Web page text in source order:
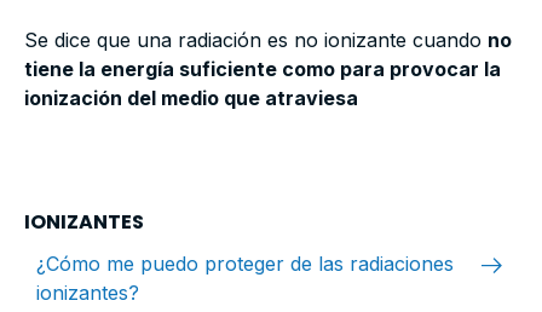
IONIZANTES
¿Cómo me puedo proteger de las radiaciones
ionizantes?
arrow_right_alt
Se dice que una radiación es no ionizante cuando no
tiene la energía suficiente como para provocar la
ionización del medio que atraviesa